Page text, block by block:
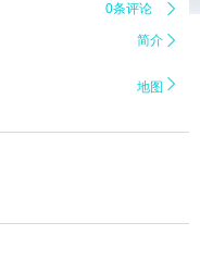
0条评论 
简介 
地图 